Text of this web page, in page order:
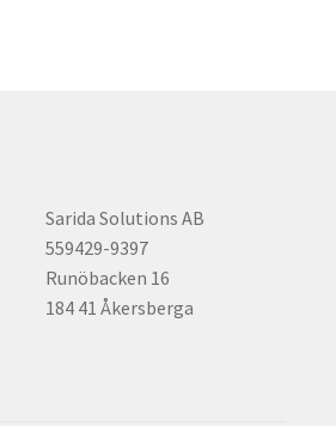
Sarida Solutions AB
559429-9397
Runöbacken 16
184 41 Åkersberga